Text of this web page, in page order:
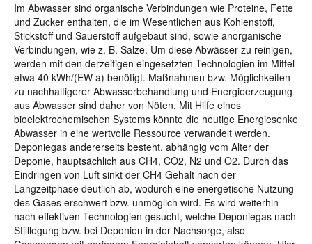
Im Abwasser sind organische Verbindungen wie Proteine, Fette
und Zucker enthalten, die im Wesentlichen aus Kohlenstoff,
Stickstoff und Sauerstoff aufgebaut sind, sowie anorganische
Verbindungen, wie z. B. Salze. Um diese Abwässer zu reinigen,
werden mit den derzeitigen eingesetzten Technologien im Mittel
etwa 40 kWh/(EW a) benötigt. Maßnahmen bzw. Möglichkeiten
zu nachhaltigerer Abwasserbehandlung und Energieerzeugung
aus Abwasser sind daher von Nöten. Mit Hilfe eines
bioelektrochemischen Systems könnte die heutige Energiesenke
Abwasser in eine wertvolle Ressource verwandelt werden.
Deponiegas andererseits besteht, abhängig vom Alter der
Deponie, hauptsächlich aus CH4, CO2, N2 und O2. Durch das
Eindringen von Luft sinkt der CH4 Gehalt nach der
Langzeitphase deutlich ab, wodurch eine energetische Nutzung
des Gases erschwert bzw. unmöglich wird. Es wird weiterhin
nach effektiven Technologien gesucht, welche Deponiegas nach
Stilllegung bzw. bei Deponien in der Nachsorge, also